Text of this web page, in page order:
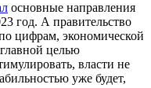
основные направления
год. А правительство
цифрам, экономической
целью
власти не
уже будет,